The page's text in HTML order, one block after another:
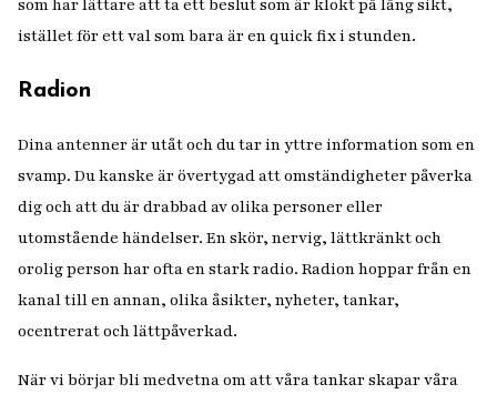
som har lättare att ta ett beslut som är klokt på lång sikt,
istället för ett val som bara är en quick fix i stunden.
Radion
Dina antenner är utåt och du tar in yttre information som en
svamp. Du kanske är övertygad att omständigheter påverka
dig och att du är drabbad av olika personer eller
utomstående händelser. En skör, nervig, lättkränkt och
orolig person har ofta en stark radio. Radion hoppar från en
kanal till en annan, olika åsikter, nyheter, tankar,
ocentrerat och lättpåverkad.
När vi börjar bli medvetna om att våra tankar skapar våra